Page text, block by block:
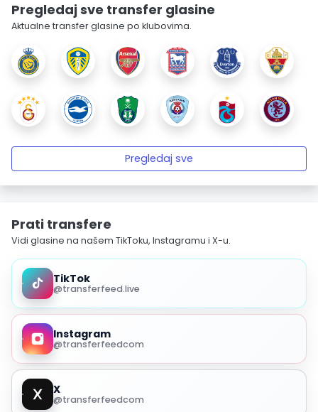
Pregledaj sve transfer glasine
Aktualne transfer glasine po klubovima.
Pregledaj sve
Prati transfere
Vidi glasine na našem TikToku, Instagramu i X-u.
TikTok
@transferfeed.live
Instagram
@transferfeedcom
X
@transferfeedcom